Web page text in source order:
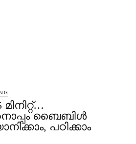
ബൈബിൾ
പഠിക്കാം